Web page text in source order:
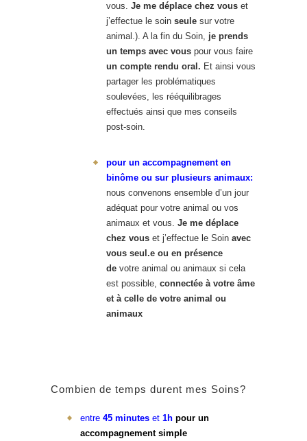
vous. Je me déplace chez vous et
j’effectue le soin seule sur votre
animal.). A la fin du Soin, je prends
un temps avec vous pour vous faire
un compte rendu oral. Et ainsi vous
partager les problématiques
soulevées, les rééquilibrages
effectués ainsi que mes conseils
post-soin.
pour un accompagnement en
binôme ou sur plusieurs animaux:
nous convenons ensemble d’un jour
adéquat pour votre animal ou vos
animaux et vous. Je me déplace
chez vous et j’effectue le Soin avec
vous seul.e ou en présence
de votre animal ou animaux si cela
est possible, connectée à votre âme
et à celle de votre animal ou
animaux
Combien de temps durent mes Soins?
entre 45 minutes et 1h pour un
accompagnement simple